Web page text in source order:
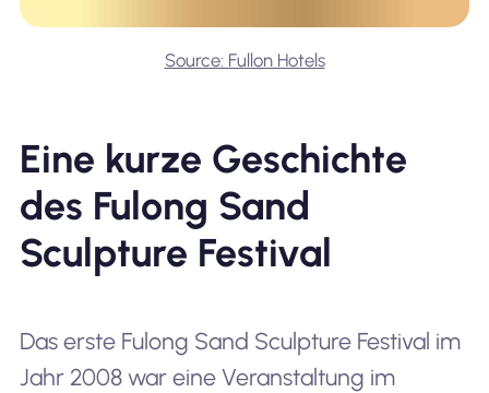
Source: Fullon Hotels
Eine kurze Geschichte
des Fulong Sand
Sculpture Festival
Das erste Fulong Sand Sculpture Festival im
Jahr 2008 war eine Veranstaltung im